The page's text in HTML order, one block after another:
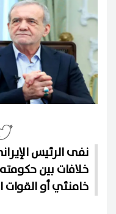
نفى الرئيس
خلافات بين
خامنئي أو